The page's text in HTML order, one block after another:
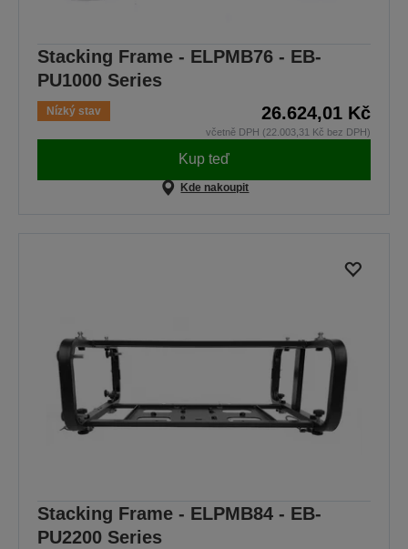
Stacking Frame - ELPMB76 - EB-
PU1000 Series
Nízký stav 26.624,01 Kč
včetně DPH (22.003,31 Kč bez DPH)
Kup teď
Kde nakoupit
Stacking Frame - ELPMB84 - EB-
PU2200 Series